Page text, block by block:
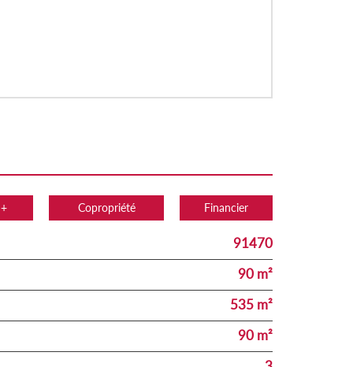
Copropriété Financier
91470
90 m²
535 m²
90 m²